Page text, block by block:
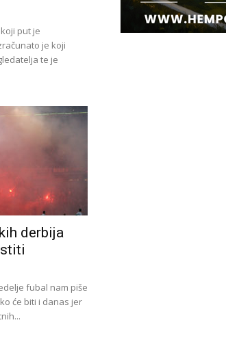
put je
je koji
te je
derbija
fubal nam piše
će biti i danas jer